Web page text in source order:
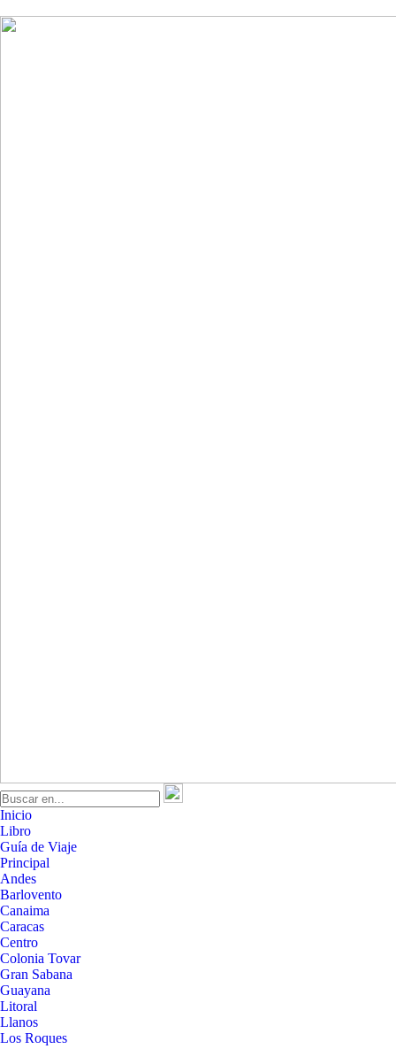
Inicio
Libro
Guía de Viaje
Principal
Andes
Barlovento
Canaima
Caracas
Centro
Colonia Tovar
Gran Sabana
Guayana
Litoral
Llanos
Los Roques